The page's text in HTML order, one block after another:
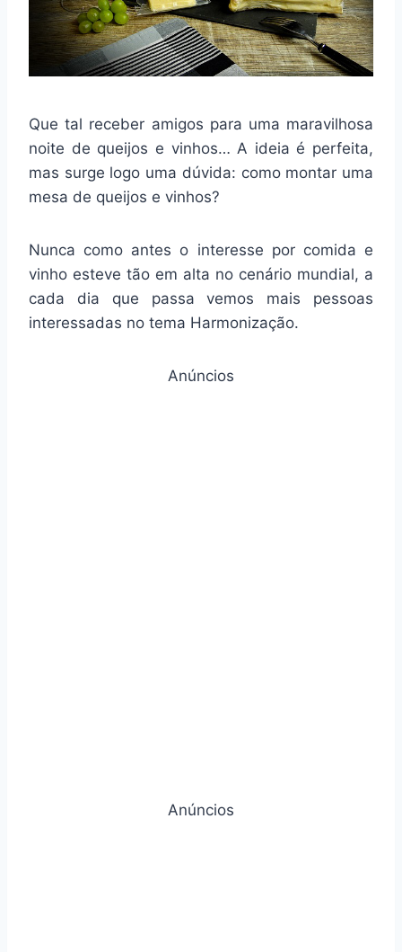
Que tal receber amigos para uma maravilhosa
noite de queijos e vinhos… A ideia é perfeita,
mas surge logo uma dúvida: como montar uma
mesa de queijos e vinhos?
Nunca como antes o interesse por comida e
vinho esteve tão em alta no cenário mundial, a
cada dia que passa vemos mais pessoas
interessadas no tema Harmonização.
Anúncios
Anúncios